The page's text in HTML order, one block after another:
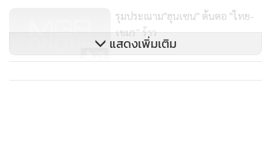
นายเทพไท เสนพงศ์ โฆษกประจำตัวหัวหน้าพรรคประชาธิปัตย์
กล่าวว่า ได้มีประชาชนโทรศัพท์มาชื่นชมการตัดสินใจครั้งนี้ว่าได้
ยึดเอาความสงบเรียบร้อยของบ้านเมืองเป็นหลัก มีวุฒิภาวะ
เหมาะสมกับผู้นำประเทศที่ไม่เอาชนะคะคานเพียงอย่างเดียว ซึ่ง
จะทำให้บ้านเมืองได้รับผลกระทบหลายด้าน
25
รุมประณาม"ฮุนเซน" ต้นตอ "ไทย-
เขมร" ร้าว
ทวิตเตอร์อาจขายข้อมูลให้กูเกิล-
แสดงเพิ่มเติม